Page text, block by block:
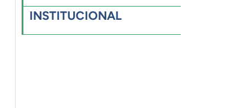
INSTITUCIONAL